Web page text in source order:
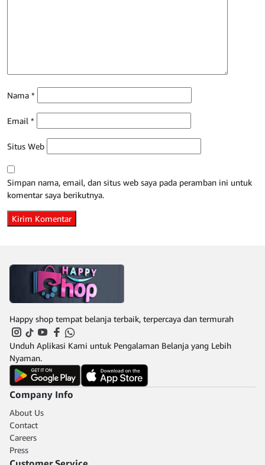
Nama *
Email *
Situs Web
Simpan nama, email, dan situs web saya pada peramban ini untuk
komentar saya berikutnya.
Happy shop tempat belanja terbaik, terpercaya dan termurah
Unduh Aplikasi Kami untuk Pengalaman Belanja yang Lebih
Nyaman.
Company Info
About Us
Contact
Careers
Press